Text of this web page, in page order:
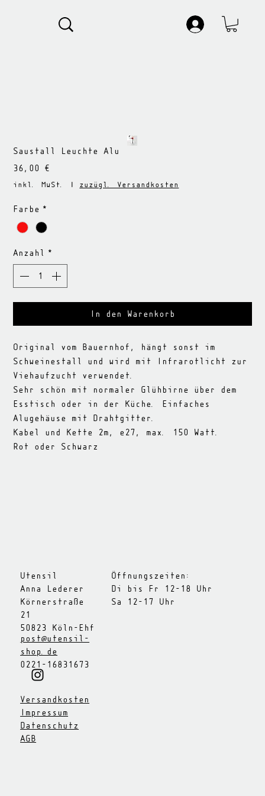
Saustall Leuchte Alu
36,00 €
inkl. MwSt. zuzügl. Versandkosten
Farbe *
Anzahl *
In den Warenkorb
Original vom Bauernhof, hängt sonst im
Schweinestall und wird mit Infrarotlicht zur
Viehaufzucht verwendet.
Sehr schön mit normaler Glühbirne über dem
Esstisch oder in der Küche. Einfaches
Alugehäuse mit Drahtgitter.
Kabel und Kette 2m, e27, max. 150 Watt.
Rot oder Schwarz
Versandkosten
Impressum
Datenschutz
AGB
Öffnungszeiten:
Di bis Fr 12-18 Uhr
Sa 12-17 Uhr
Utensil
Anna Lederer
Körnerstraße
21
50823 Köln-Ehf
post@utensil-
shop.de
0221-16831673